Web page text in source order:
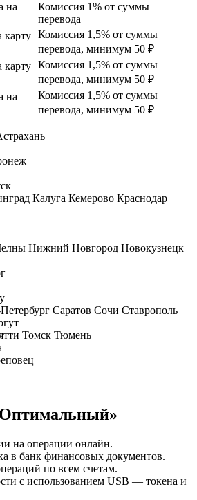
на
Комиссия 1% от суммы
перевода
Комиссия 1,5% от суммы
перевода, минимум 50 ₽
Комиссия 1,5% от суммы
перевода, минимум 50 ₽
на
Комиссия 1,5% от суммы
перевода, минимум 50 ₽
Калуга Кемерово Краснодар
Нижний Новгород Новокузнецк
Саратов Сочи Ставрополь
Томск Тюмень
на операции онлайн.
в банк финансовых документов.
по всем счетам.
с использованием USB — токена и